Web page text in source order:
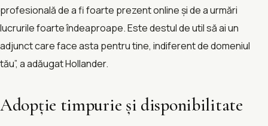
profesională de a fi foarte prezent online și de a urmări
lucrurile foarte îndeaproape. Este destul de util să ai un
adjunct care face asta pentru tine, indiferent de domeniul
tău”, a adăugat Hollander.
Adopție timpurie și disponibilitate